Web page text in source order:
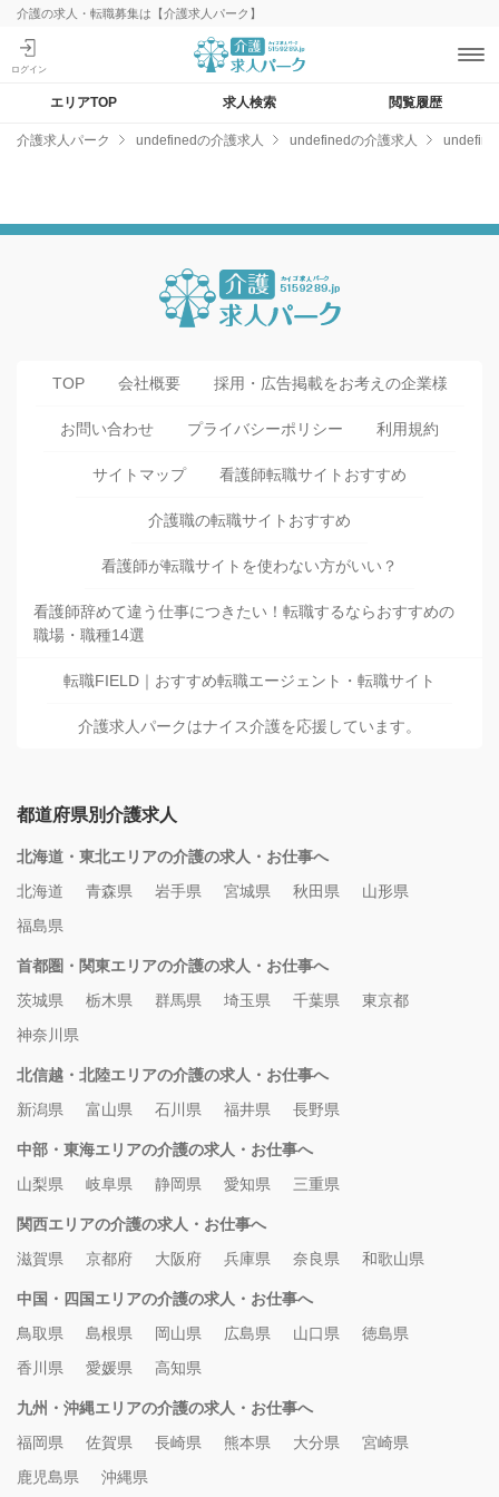
介護の求人・転職募集は【介護求人パーク】
エリアTOP 求人検索 閲覧履歴
介護求人パーク undefinedの介護求人 undefinedの介護求人
TOP 会社概要 採用・広告掲載をお考えの企業様
お問い合わせ プライバシーポリシー 利用規約
サイトマップ 看護師転職サイトおすすめ
介護職の転職サイトおすすめ
看護師が転職サイトを使わない方がいい？
看護師辞めて違う仕事につきたい！転職するならおすすめの
職場・職種14選
転職FIELD｜おすすめ転職エージェント・転職サイト
介護求人パークはナイス介護を応援しています。
都道府県別介護求人
北海道・東北エリアの介護の求人・お仕事へ
北海道
青森県 岩手県 宮城県 秋田県
山形県
福島県
首都圏・関東エリアの介護の求人・お仕事へ
茨城県
栃木県 群馬県 埼玉県 千葉県
東京都
神奈川県
北信越・北陸エリアの介護の求人・お仕事へ
新潟県
富山県 石川県 福井県 長野県
中部・東海エリアの介護の求人・お仕事へ
山梨県
岐阜県 静岡県 愛知県 三重県
関西エリアの介護の求人・お仕事へ
滋賀県
京都府 大阪府 兵庫県 奈良県 和歌山県
中国・四国エリアの介護の求人・お仕事へ
鳥取県
島根県 岡山県 広島県 山口県
徳島県
香川県
愛媛県 高知県
九州・沖縄エリアの介護の求人・お仕事へ
福岡県
佐賀県 長崎県 熊本県 大分県
宮崎県
鹿児島県
沖縄県